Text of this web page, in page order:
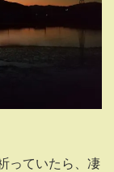
っていたら、凄